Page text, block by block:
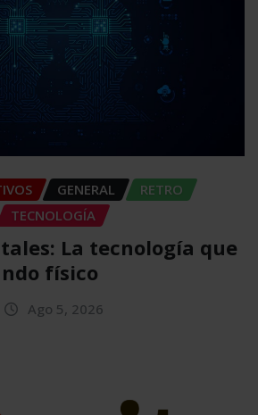
GENERAL
RETRO
TECNOLOGÍA
La tecnología que
físico
Ago 5, 2026